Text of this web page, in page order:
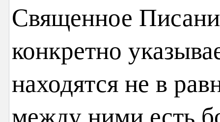
Священное
конкретно
находятся не в
между ними есть